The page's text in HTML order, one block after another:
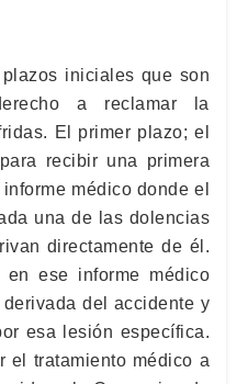
iniciales que son
a reclamar la
El primer plazo; el
recibir una primera
médico donde el
una de las dolencias
directamente de él.
ese informe médico
del accidente y
esa lesión específica.
el tratamiento médico a